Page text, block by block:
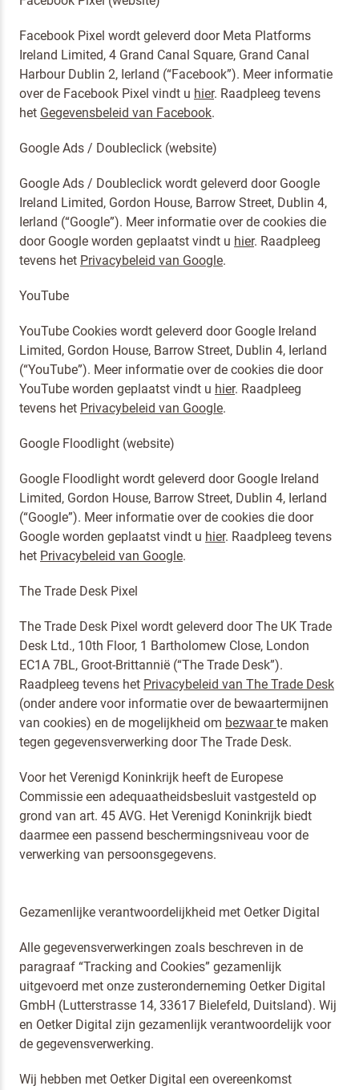
Facebook Pixel wordt geleverd door Meta Platforms
Ireland Limited, 4 Grand Canal Square, Grand Canal
Harbour Dublin 2, Ierland (“Facebook”). Meer informatie
over de Facebook Pixel vindt u hier. Raadpleeg tevens
het Gegevensbeleid van Facebook.
Google Ads / Doubleclick (website)
Google Ads / Doubleclick wordt geleverd door Google
Ireland Limited, Gordon House, Barrow Street, Dublin 4,
Ierland (“Google”). Meer informatie over de cookies die
door Google worden geplaatst vindt u hier. Raadpleeg
tevens het Privacybeleid van Google.
YouTube
YouTube Cookies wordt geleverd door Google Ireland
Limited, Gordon House, Barrow Street, Dublin 4, Ierland
(“YouTube”). Meer informatie over de cookies die door
YouTube worden geplaatst vindt u hier. Raadpleeg
tevens het Privacybeleid van Google.
Google Floodlight (website)
Google Floodlight wordt geleverd door Google Ireland
Limited, Gordon House, Barrow Street, Dublin 4, Ierland
(“Google”). Meer informatie over de cookies die door
Google worden geplaatst vindt u hier. Raadpleeg tevens
het Privacybeleid van Google.
The Trade Desk Pixel
The Trade Desk Pixel wordt geleverd door The UK Trade
Desk Ltd., 10th Floor, 1 Bartholomew Close, London
EC1A 7BL, Groot-Brittannië (“The Trade Desk”).
Raadpleeg tevens het Privacybeleid van The Trade Desk
(onder andere voor informatie over de bewaartermijnen
van cookies) en de mogelijkheid om bezwaarte maken
tegen gegevensverwerking door The Trade Desk.
Voor het Verenigd Koninkrijk heeft de Europese
Commissie een adequaatheidsbesluit vastgesteld op
grond van art. 45 AVG. Het Verenigd Koninkrijk biedt
daarmee een passend beschermingsniveau voor de
verwerking van persoonsgegevens.
Gezamenlijke verantwoordelijkheid met Oetker Digital
Alle gegevensverwerkingen zoals beschreven in de
paragraaf “Tracking and Cookies” gezamenlijk
uitgevoerd met onze zusteronderneming Oetker Digital
GmbH (Lutterstrasse 14, 33617 Bielefeld, Duitsland). Wij
en Oetker Digital zijn gezamenlijk verantwoordelijk voor
de gegevensverwerking.
Wij hebben met Oetker Digital een overeenkomst